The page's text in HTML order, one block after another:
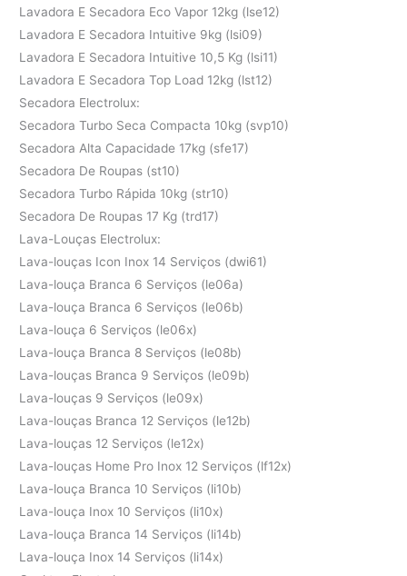
Lavadora E Secadora Eco Vapor 12kg (lse12)
Lavadora E Secadora Intuitive 9kg (lsi09)
Lavadora E Secadora Intuitive 10,5 Kg (lsi11)
Lavadora E Secadora Top Load 12kg (lst12)
Secadora Electrolux:
Secadora Turbo Seca Compacta 10kg (svp10)
Secadora Alta Capacidade 17kg (sfe17)
Secadora De Roupas (st10)
Secadora Turbo Rápida 10kg (str10)
Secadora De Roupas 17 Kg (trd17)
Lava-Louças Electrolux:
Lava-louças Icon Inox 14 Serviços (dwi61)
Lava-louça Branca 6 Serviços (le06a)
Lava-louça Branca 6 Serviços (le06b)
Lava-louça 6 Serviços (le06x)
Lava-louça Branca 8 Serviços (le08b)
Lava-louças Branca 9 Serviços (le09b)
Lava-louças 9 Serviços (le09x)
Lava-louças Branca 12 Serviços (le12b)
Lava-louças 12 Serviços (le12x)
Lava-louças Home Pro Inox 12 Serviços (lf12x)
Lava-louça Branca 10 Serviços (li10b)
Lava-louça Inox 10 Serviços (li10x)
Lava-louça Branca 14 Serviços (li14b)
Lava-louça Inox 14 Serviços (li14x)